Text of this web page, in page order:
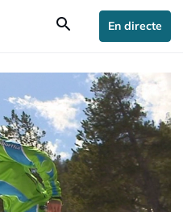
search En directe